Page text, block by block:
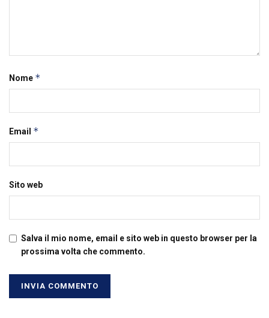
Nome *
Email *
Sito web
Salva il mio nome, email e sito web in questo browser per la
prossima volta che commento.